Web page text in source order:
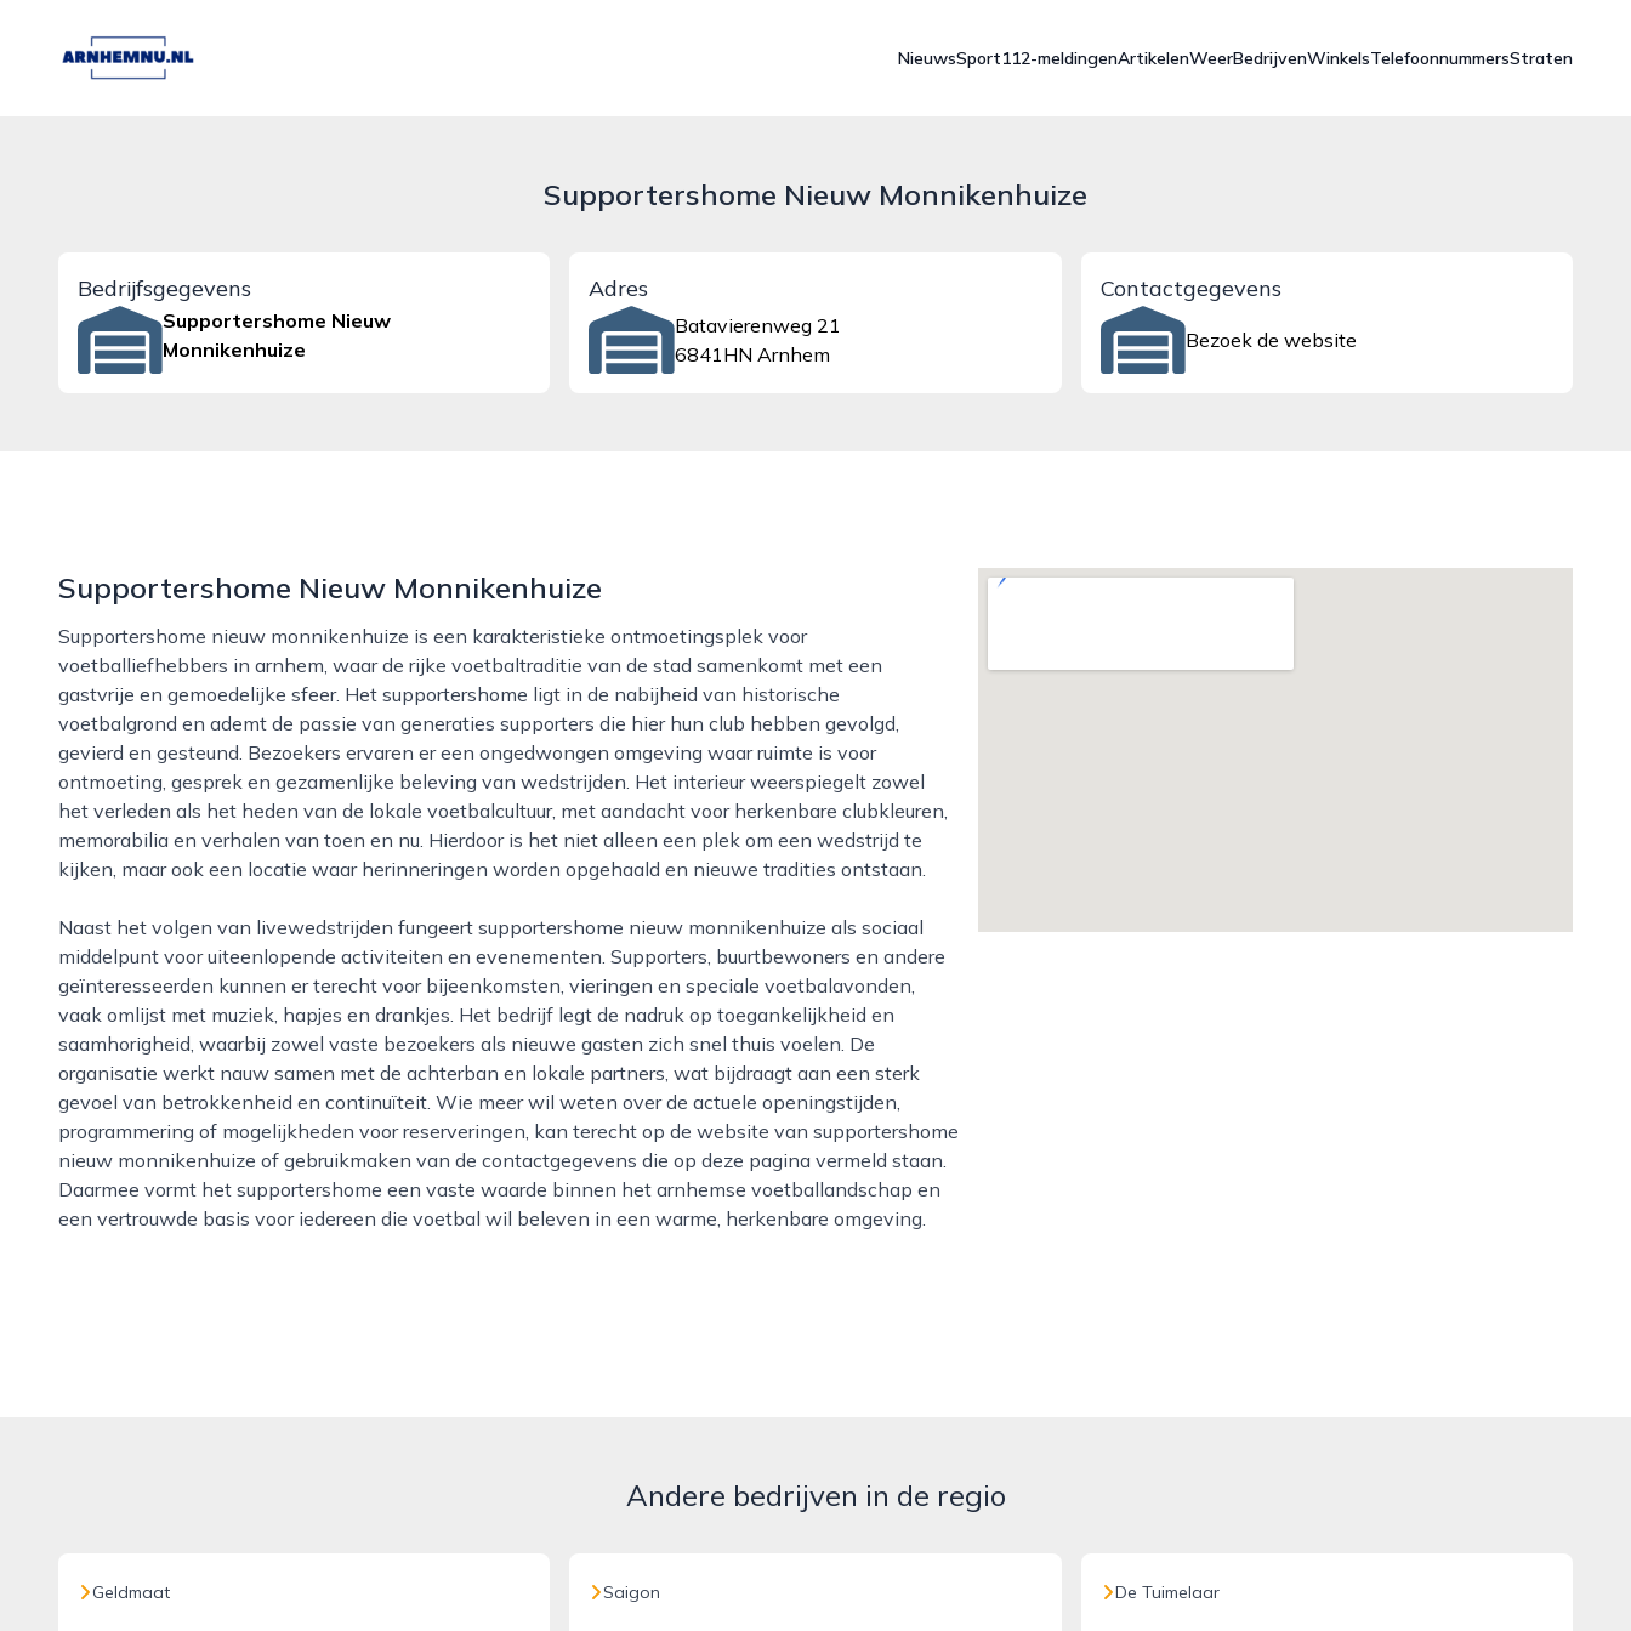
arnhemnu.nl
NieuwsSport112-meldingenArtikelenWeerBedrijvenWinkelsTelefoonnummersStraten
Supportershome Nieuw Monnikenhuize
Bedrijfsgegevens
Supportershome Nieuw
Monnikenhuize
Adres
Batavierenweg 21
6841HN Arnhem
Contactgegevens
Bezoek de website
Supportershome Nieuw Monnikenhuize
Supportershome nieuw monnikenhuize is een karakteristieke ontmoetingsplek voor
voetballiefhebbers in arnhem, waar de rijke voetbaltraditie van de stad samenkomt met een
gastvrije en gemoedelijke sfeer. Het supportershome ligt in de nabijheid van historische
voetbalgrond en ademt de passie van generaties supporters die hier hun club hebben gevolgd,
gevierd en gesteund. Bezoekers ervaren er een ongedwongen omgeving waar ruimte is voor
ontmoeting, gesprek en gezamenlijke beleving van wedstrijden. Het interieur weerspiegelt zowel
het verleden als het heden van de lokale voetbalcultuur, met aandacht voor herkenbare clubkleuren,
memorabilia en verhalen van toen en nu. Hierdoor is het niet alleen een plek om een wedstrijd te
kijken, maar ook een locatie waar herinneringen worden opgehaald en nieuwe tradities ontstaan.
Naast het volgen van livewedstrijden fungeert supportershome nieuw monnikenhuize als sociaal
middelpunt voor uiteenlopende activiteiten en evenementen. Supporters, buurtbewoners en andere
geïnteresseerden kunnen er terecht voor bijeenkomsten, vieringen en speciale voetbalavonden,
vaak omlijst met muziek, hapjes en drankjes. Het bedrijf legt de nadruk op toegankelijkheid en
saamhorigheid, waarbij zowel vaste bezoekers als nieuwe gasten zich snel thuis voelen. De
organisatie werkt nauw samen met de achterban en lokale partners, wat bijdraagt aan een sterk
gevoel van betrokkenheid en continuïteit. Wie meer wil weten over de actuele openingstijden,
programmering of mogelijkheden voor reserveringen, kan terecht op de website van supportershome
nieuw monnikenhuize of gebruikmaken van de contactgegevens die op deze pagina vermeld staan.
Daarmee vormt het supportershome een vaste waarde binnen het arnhemse voetballandschap en
een vertrouwde basis voor iedereen die voetbal wil beleven in een warme, herkenbare omgeving.
Andere bedrijven in de regio
Geldmaat Saigon De Tuimelaar